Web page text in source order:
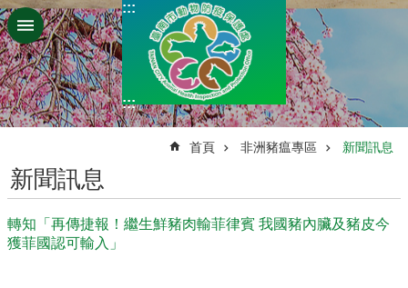
跳到主要內容區塊
:::
:::
首頁 非洲豬瘟專區 新聞訊息
新聞訊息
轉知「再傳捷報！繼生鮮豬肉輸菲律賓 我國豬內臟及豬皮今
獲菲國認可輸入」